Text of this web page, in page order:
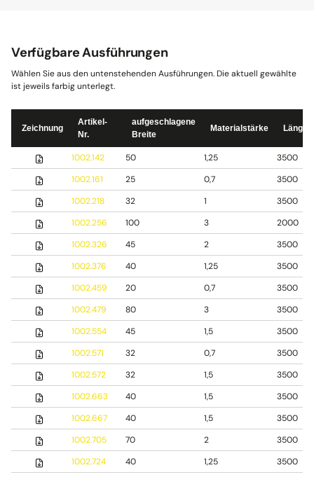
Verfügbare Ausführungen
Wählen Sie aus den untenstehenden Ausführungen. Die aktuell gewählte
ist jeweils farbig unterlegt.
Zeichnung
Artikel-
Nr.
aufgeschlagene
Breite
Materialstärke Länge
1002.142 50 1,25
3500
1002.161
25 0,7
3500
1002.218
32 1
3500
1002.256
100 3
2000
1002.326
45 2
3500
1002.376
40 1,25
3500
1002.459
20 0,7
3500
1002.479
80 3
3500
1002.554
45 1,5
3500
1002.571
32 0,7
3500
1002.572
32 1,5
3500
1002.663
40 1,5
3500
1002.667
40 1,5
3500
1002.705
70 2
3500
1002.724
40 1,25
3500